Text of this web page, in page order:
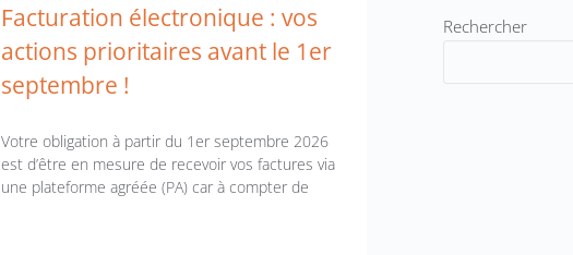
Facturation électronique : vos
actions prioritaires avant le 1er
septembre !
Votre obligation à partir du 1er septembre 2026
est d’être en mesure de recevoir vos factures via
une plateforme agréée (PA) car à compter de
Rechercher